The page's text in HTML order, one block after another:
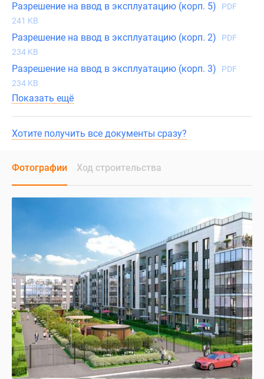
Разрешение на ввод в эксплуатацию (корп. 5)
PDF
241 KB
Разрешение на ввод в эксплуатацию (корп. 2)
PDF
234 KB
Разрешение на ввод в эксплуатацию (корп. 3)
PDF
234 KB
Показать ещё
Хотите получить все документы сразу?
Фотографии Ход строительства